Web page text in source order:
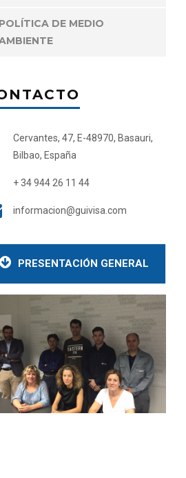
POLÍTICA DE MEDIO
Cervantes, 47, E-48970, Basauri,
Bilbao, España
+ 34 944 26 11 44
informacion@guivisa.com
PRESENTACIÓN GENERAL